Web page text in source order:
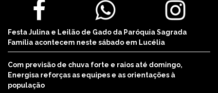
Festa Julina e Leilão de Gado da Paróquia Sagrada
Família acontecem neste sábado em Lucélia
Com previsão de chuva forte e raios até domingo,
Energisa reforças as equipes e as orientações à
população